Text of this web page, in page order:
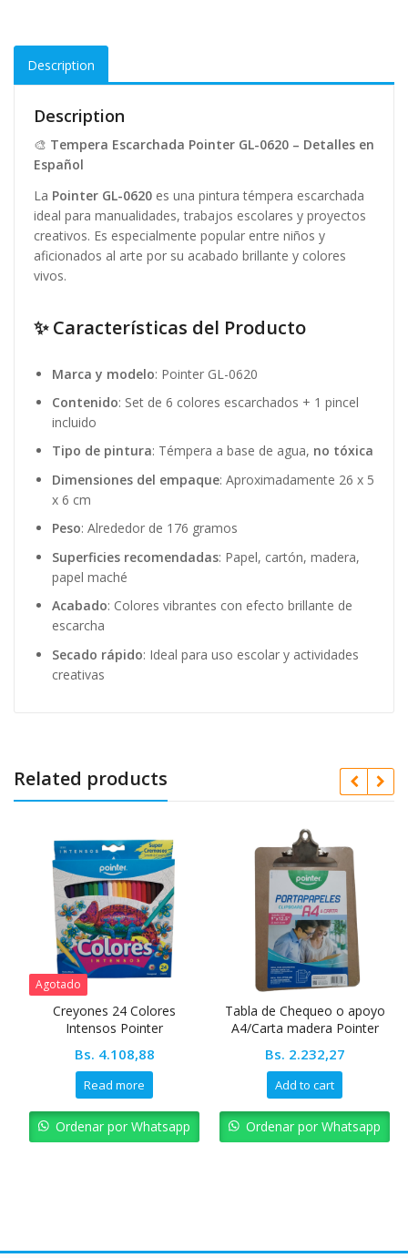
Description
Description
🎨 Tempera Escarchada Pointer GL-0620 – Detalles en
Español
La Pointer GL-0620 es una pintura témpera escarchada
ideal para manualidades, trabajos escolares y proyectos
creativos. Es especialmente popular entre niños y
aficionados al arte por su acabado brillante y colores
vivos.
✨ Características del Producto
Marca y modelo: Pointer GL-0620
Contenido: Set de 6 colores escarchados + 1 pincel
incluido
Tipo de pintura: Témpera a base de agua, no tóxica
Dimensiones del empaque: Aproximadamente 26 x 5
x 6 cm
Peso: Alrededor de 176 gramos
Superficies recomendadas: Papel, cartón, madera,
papel maché
Acabado: Colores vibrantes con efecto brillante de
escarcha
Secado rápido: Ideal para uso escolar y actividades
creativas
Related products
Agotado
Creyones 24 Colores
Intensos Pointer
Bs.4.108,88
Read more
Ordenar por Whatsapp
Tabla de Chequeo o apoyo
A4/Carta madera Pointer
Bs.2.232,27
Add to cart
Ordenar por Whatsapp